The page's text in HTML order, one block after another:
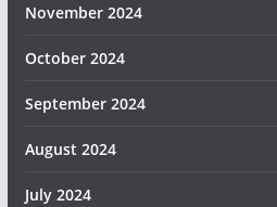
November 2024
October 2024
September 2024
August 2024
July 2024